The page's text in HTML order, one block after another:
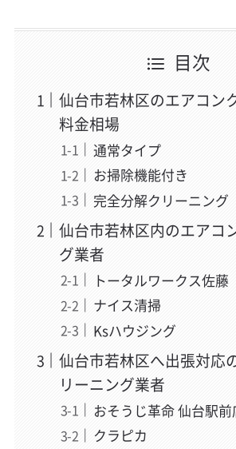
目次
仙台市若林区のエアコン
料金相場
通常タイプ
お掃除機能付き
完全分解クリーニング
仙台市若林区内のエアコ
グ業者
トータルワークス佐藤
ナイス清掃
Ksハウジング
仙台市若林区へ出張対応
リーニング業者
おそうじ革命 仙台駅前
クラピカ